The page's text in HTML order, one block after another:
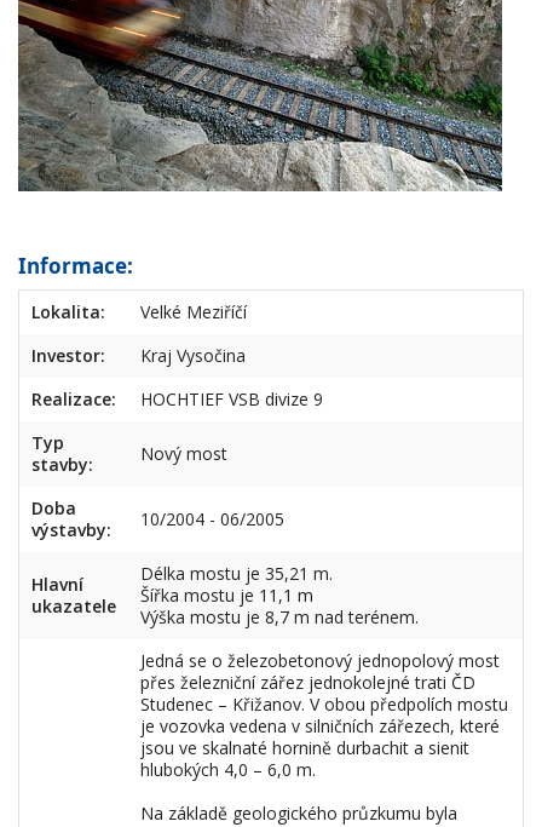
Informace:
Lokalita:
Velké Meziříčí
Investor:
Kraj Vysočina
Realizace:
HOCHTIEF VSB divize 9
Typ
stavby:
Nový most
Doba
výstavby:
10/2004 - 06/2005
Hlavní
ukazatele
Délka mostu je 35,21 m.
Šířka mostu je 11,1 m
Výška mostu je 8,7 m nad terénem.
Jedná se o železobetonový jednopolový most
přes železniční zářez jednokolejné trati ČD
Studenec – Křižanov. V obou předpolích mostu
je vozovka vedena v silničních zářezech, které
jsou ve skalnaté hornině durbachit a sienit
hlubokých 4,0 – 6,0 m.
Na základě geologického průzkumu byla